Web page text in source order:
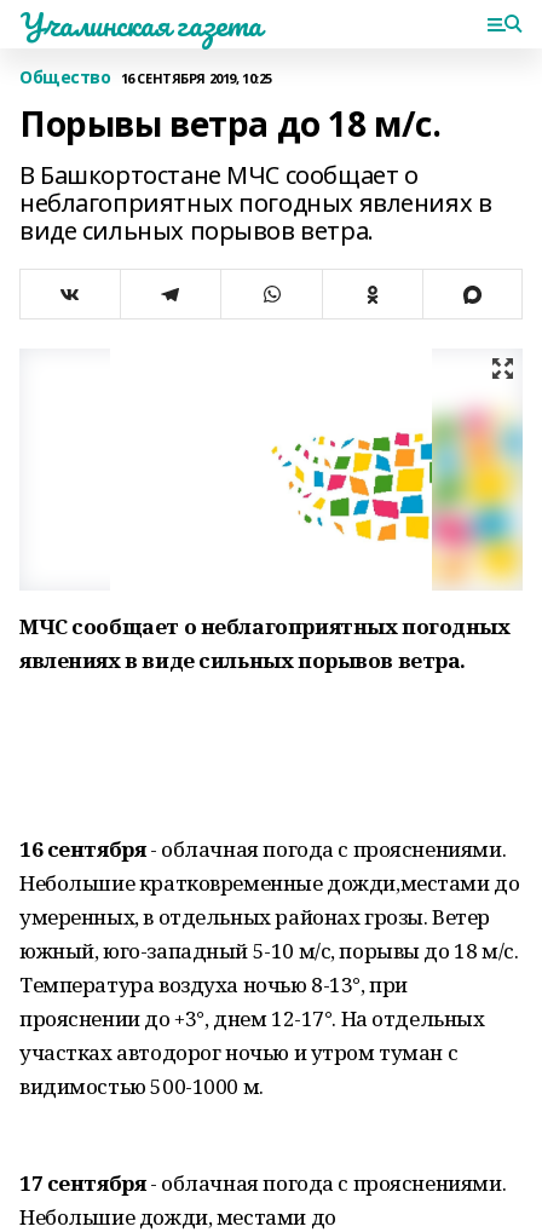
Учалинская газета
Общество 16 СЕНТЯБРЯ 2019, 10:25
Порывы ветра до 18 м/с.
В Башкортостане МЧС сообщает о
неблагоприятных погодных явлениях в
виде сильных порывов ветра.
МЧС сообщает о неблагоприятных погодных
явлениях в виде сильных порывов ветра.
16 сентября- облачная погода с прояснениями.
Небольшие кратковременные дожди,местами до
умеренных, в отдельных районах грозы. Ветер
южный, юго-западный 5-10 м/с, порывы до 18 м/с.
Температура воздуха ночью 8-13°, при
прояснении до +3°, днем 12-17°. На отдельных
участках автодорог ночью и утром туман с
видимостью 500-1000 м.
17 сентября- облачная погода с прояснениями.
Небольшие дожди, местами до